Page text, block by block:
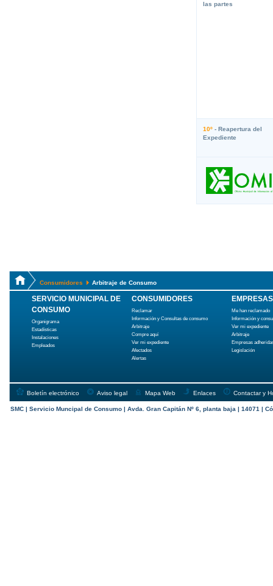
las partes
10º - Reapertura del
Expediente
Consumidores Arbitraje de Consumo
SERVICIO MUNICIPAL DE
CONSUMO
Organigrama
Estadísticas
Instalaciones
Empleados
CONSUMIDORES
Reclamar
Información y Consultas de consumo
Arbitraje
Compre aquí
Ver mi expediente
Afectados
Alertas
EMPRESAS
Me han reclamado
Información y
Ver mi expediente
Arbitraje
Empresas
Legislación
Boletín electrónico Aviso legal Mapa Web Enlaces Contactar y
SMC | Servicio Muncipal de Consumo | Avda. Gran Capitán Nº 6, planta baja | 14071 |